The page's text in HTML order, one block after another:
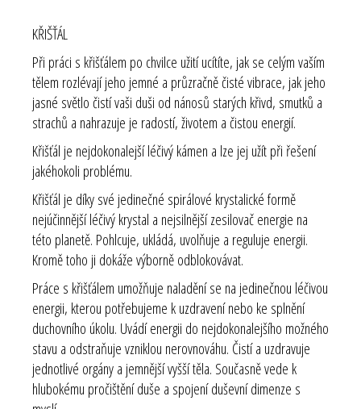
KŘIŠŤÁL
Při práci s křišťálem po chvilce užití ucítíte, jak se celým vaším
tělem rozlévají jeho jemné a průzračně čisté vibrace, jak jeho
jasné světlo čistí vaši duši od nánosů starých křivd, smutků a
strachů a nahrazuje je radostí, životem a čistou energií.
Křišťál je nejdokonalejší léčivý kámen a lze jej užít při řešení
jakéhokoli problému.
Křišťál je díky své jedinečné spirálové krystalické formě
nejúčinnější léčivý krystal a nejsilnější zesilovač energie na
této planetě. Pohlcuje, ukládá, uvolňuje a reguluje energii.
Kromě toho ji dokáže výborně odblokovávat.
Práce s křišťálem umožňuje naladění se na jedinečnou léčivou
energii, kterou potřebujeme k uzdravení nebo ke splnění
duchovního úkolu. Uvádí energii do nejdokonalejšího možného
stavu a odstraňuje vzniklou nerovnováhu. Čistí a uzdravuje
jednotlivé orgány a jemnější vyšší těla. Současně vede k
hlubokému pročištění duše a spojení duševní dimenze s